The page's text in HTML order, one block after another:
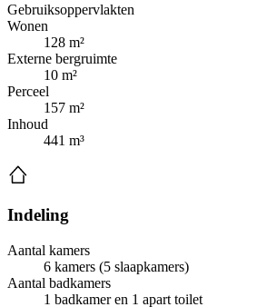
Gebruiksoppervlakten
Wonen
128 m²
Externe bergruimte
10 m²
Perceel
157 m²
Inhoud
441 m³
Indeling
Aantal kamers
6 kamers (5 slaapkamers)
Aantal badkamers
1 badkamer en 1 apart toilet